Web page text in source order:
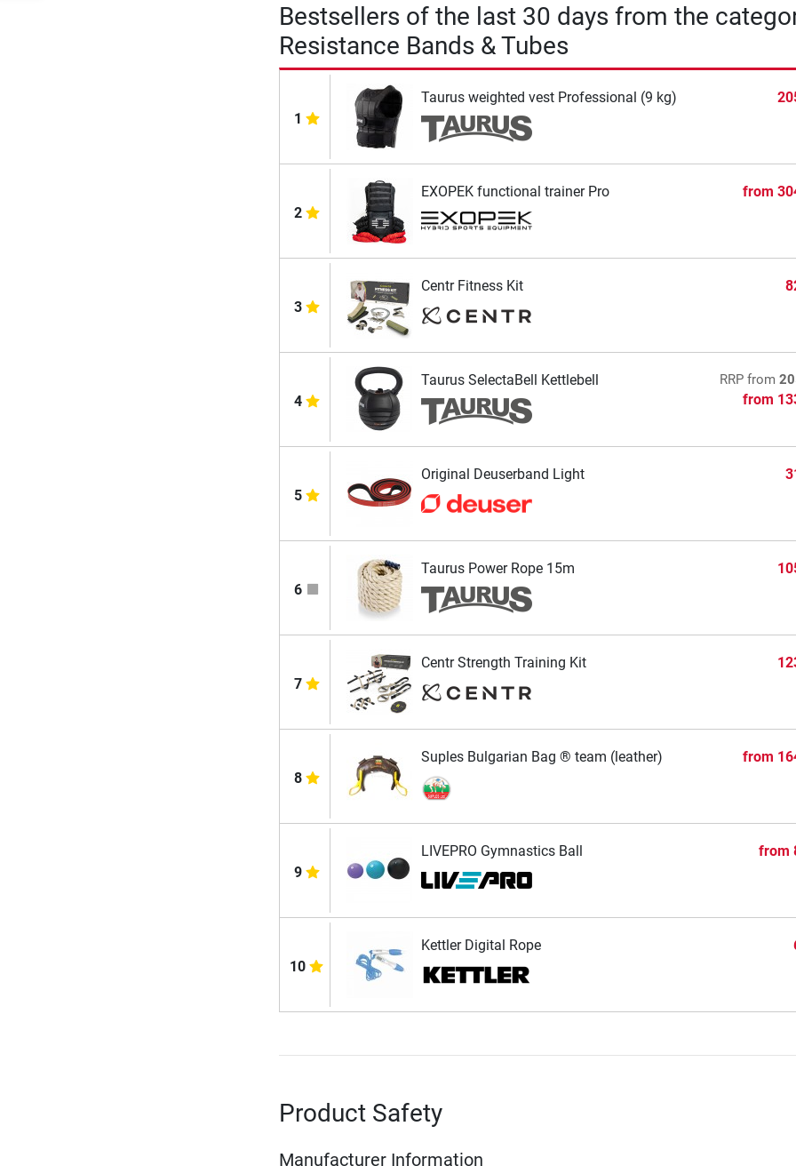
Bestsellers of the last 30 days from the
Resistance Bands & Tubes
1
Taurus weighted vest Professional (9 kg)
2
EXOPEK functional trainer Pro from
3
Centr Fitness Kit
4
Taurus SelectaBell Kettlebell RRP from
from
5
Original Deuserband Light
6
Taurus Power Rope 15m
7
Centr Strength Training Kit
8
Suples Bulgarian Bag ® team (leather) from
9
LIVEPRO Gymnastics Ball from
10
Kettler Digital Rope
Product Safety
Manufacturer Information